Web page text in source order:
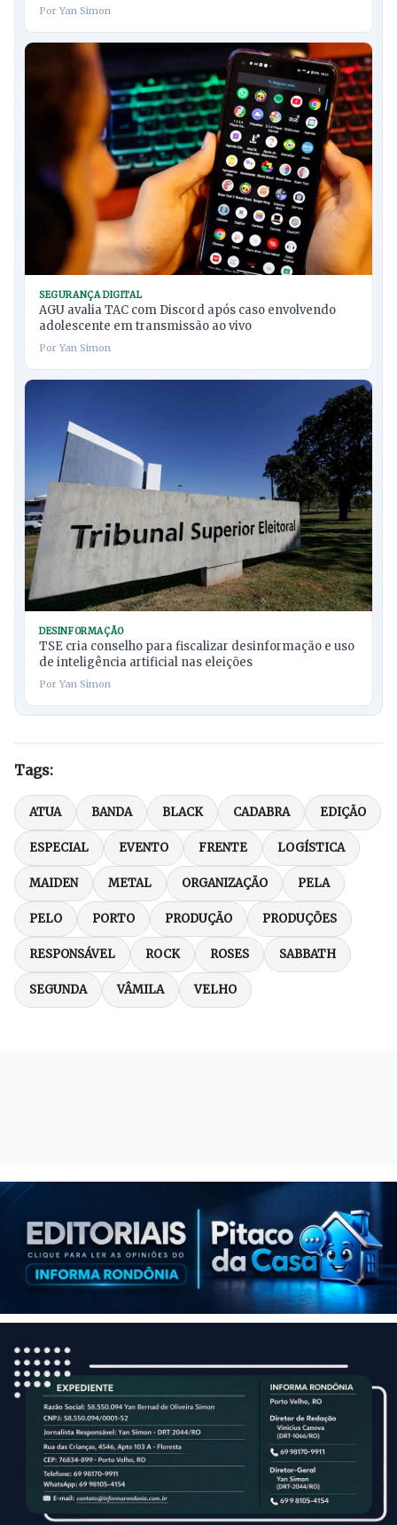
Por Yan Simon
SEGURANÇA DIGITAL
AGU avalia TAC com Discord após caso envolvendo
adolescente em transmissão ao vivo
Por Yan Simon
DESINFORMAÇÃO
TSE cria conselho para fiscalizar desinformação e uso
de inteligência artificial nas eleições
Por Yan Simon
Tags:
ATUA BANDA BLACK CADABRA EDIÇÃO
ESPECIAL EVENTO FRENTE LOGÍSTICA
MAIDEN METAL ORGANIZAÇÃO PELA
PELO PORTO PRODUÇÃO PRODUÇÕES
RESPONSÁVEL ROCK ROSES SABBATH
SEGUNDA VÂMILA VELHO